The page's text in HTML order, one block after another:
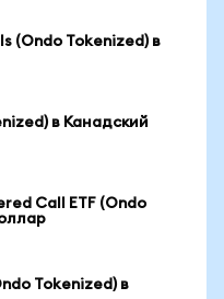
(Ondo Tokenized) в
в Канадский
Call ETF (Ondo
Tokenized) в